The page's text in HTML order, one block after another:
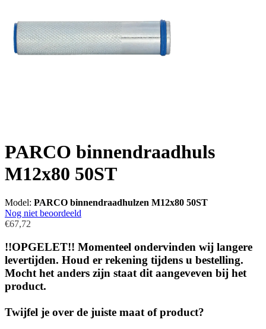
PARCO binnendraadhuls
M12x80 50ST
Model: PARCO binnendraadhulzen M12x80 50ST
Nog niet beoordeeld
€67,72
!!OPGELET!! Momenteel ondervinden wij langere
levertijden. Houd er rekening tijdens u bestelling.
Mocht het anders zijn staat dit aangeveven bij het
product.
Twijfel je over de juiste maat of product?